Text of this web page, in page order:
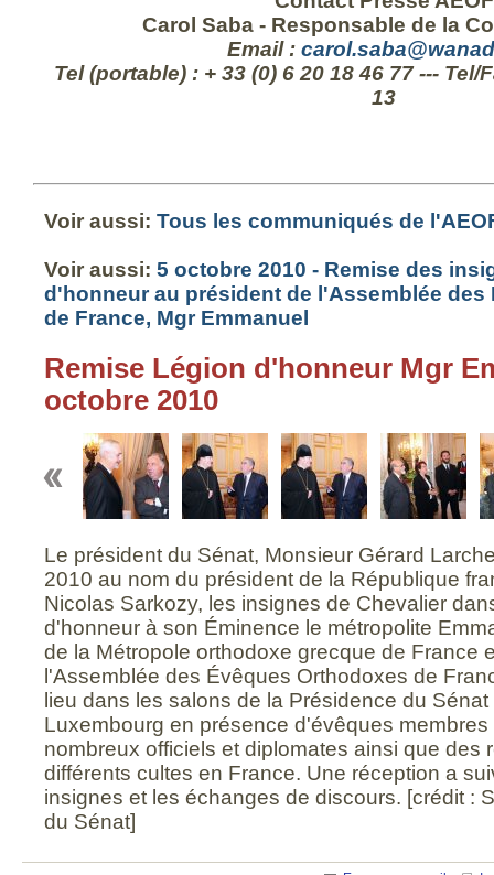
Carol Saba - Responsable de la
Email :
Tel (portable) : + 33 (0) 6 20 18 46 77 --- Tel/
13
Voir aussi: Tous les communiqués de
Voir aussi: 5 octobre 2010 - Remise des
d'honneur au président de l'Assemblée des
de France, Mgr Emmanuel
Remise Légion d'honneur Mgr
octobre 2010
Le président du Sénat, Monsieur Gérard
2010 au nom du président de la République
Nicolas Sarkozy, les insignes de Chevalier
d'honneur à son Éminence le métropolite
de la Métropole orthodoxe grecque de France
l'Assemblée des Évêques Orthodoxes de
lieu dans les salons de la Présidence du
Luxembourg en présence d'évêques
nombreux officiels et diplomates ainsi que des
différents cultes en France. Une réception a
insignes et les échanges de discours. [crédit :
du Sénat]